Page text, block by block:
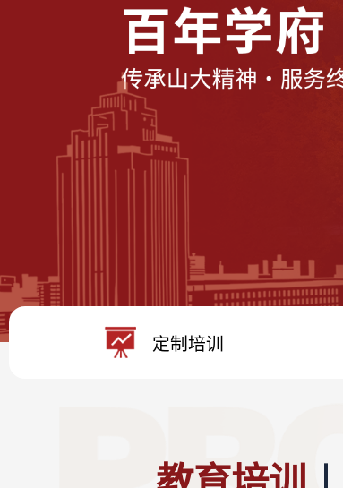
定制培训